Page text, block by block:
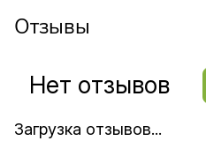
Отзывы
Загрузка отзывов...
Нет отзывов